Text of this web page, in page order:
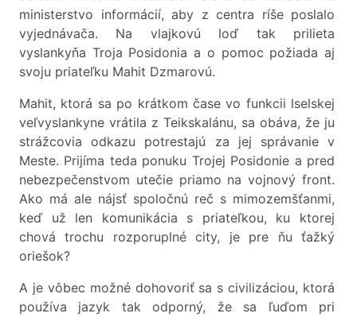
ministerstvo informácií, aby z centra ríše poslalo
vyjednávača. Na vlajkovú loď tak prilieta
vyslankyňa Troja Posidonia a o pomoc požiada aj
svoju priateľku Mahit Dzmarovú.
Mahit, ktorá sa po krátkom čase vo funkcii lselskej
veľvyslankyne vrátila z Teikskalánu, sa obáva, že ju
strážcovia odkazu potrestajú za jej správanie v
Meste. Prijíma teda ponuku Trojej Posidonie a pred
nebezpečenstvom utečie priamo na vojnový front.
Ako má ale nájsť spoločnú reč s mimozemšťanmi,
keď už len komunikácia s priateľkou, ku ktorej
chová trochu rozporuplné city, je pre ňu ťažký
oriešok?
A je vôbec možné dohovoriť sa s civilizáciou, ktorá
používa jazyk tak odporný, že sa ľuďom pri